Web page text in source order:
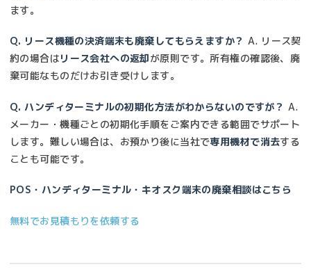
ます。
Q. リース機種の決済端末も廃棄してもらえますか？ A. リース契
約の場合はリース会社への返却が原則です。所有権の確認後、廃
棄可能なものだけお引き受けします。
Q. ハンディターミナルの初期化方法がわからないのですが？ A.
メーカー・機種ごとの初期化手順をご案内できる範囲でサポート
します。難しい場合は、お預かり後に当社で専用機材で消去する
ことも可能です。
POS・ハンディターミナル・キオスク端末の廃棄相談はこちら
無料でお見積もりを依頼する